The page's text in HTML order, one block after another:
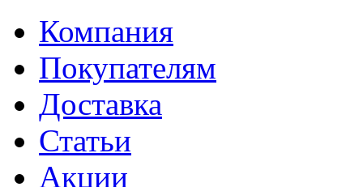
Компания
Покупателям
Доставка
Статьи
Акции